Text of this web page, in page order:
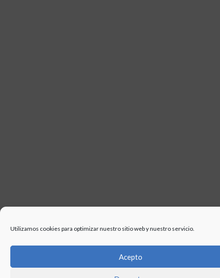
Utilizamos cookies para optimizar nuestro sitio web y nuestro servicio.
Acepto